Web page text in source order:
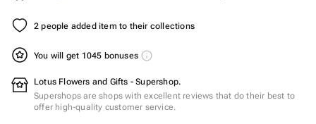
2 people added item to their collections
You will get 1045 bonuses
Lotus Flowers and Gifts - Supershop.
Supershops are shops with excellent reviews that do their best to
offer high-quality customer service.